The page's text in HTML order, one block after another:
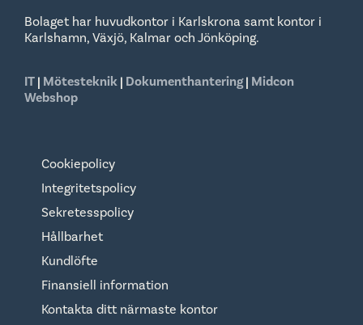
Bolaget har huvudkontor i Karlskrona samt kontor i
Karlshamn, Växjö, Kalmar och Jönköping.
IT | Mötesteknik | Dokumenthantering| Midcon
Webshop
Cookiepolicy
Integritetspolicy
Sekretesspolicy
Hållbarhet
Kundlöfte
Finansiell information
Kontakta ditt närmaste kontor